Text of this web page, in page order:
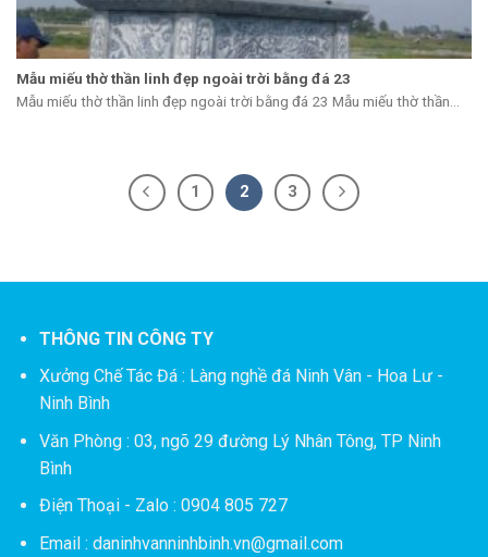
Mẫu miếu thờ thần linh đẹp ngoài trời bằng đá 23
Mẫu miếu thờ thần linh đẹp ngoài trời bằng đá 23 Mẫu miếu thờ thần...
1 2 3
THÔNG TIN CÔNG TY
Xưởng Chế Tác Đá : Làng nghề đá Ninh Vân - Hoa Lư -
Ninh Bình
Văn Phòng : 03, ngõ 29 đường Lý Nhân Tông, TP Ninh
Bình
Điện Thoại - Zalo : 0904 805 727
Email : daninhvanninhbinh.vn@gmail.com